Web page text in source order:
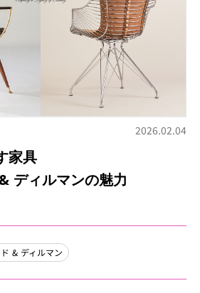
2026.02.04
家具
ディルマンの魅力
& ディルマン